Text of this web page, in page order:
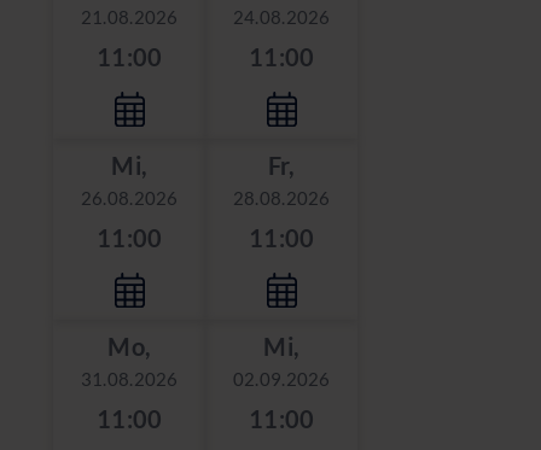
21.08.2026
11:00
24.08.2026
11:00
Mi,
26.08.2026
11:00
Fr,
28.08.2026
11:00
Mo,
31.08.2026
11:00
Mi,
02.09.2026
11:00